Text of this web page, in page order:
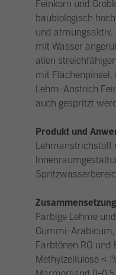
Feinkorn und
baubiologisch
und atmungsaktiv.
mit Wasser
allen
mit Flächenpinsel,
Lehm-Anstrich
auch gespritzt
Produkt und
Lehmanstrichstoff
Zusammensetzung
Farbige Lehme
Gummi-Arabicum,
Farbtönen RO und
Methylzellulose <